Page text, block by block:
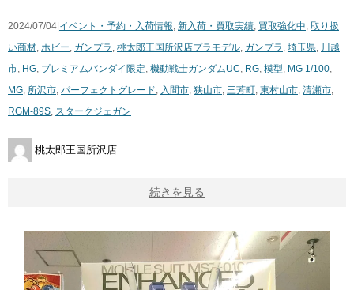
2024/07/04| イベント・予約・入荷情報, 新入荷・買取実績, 買取強化中, 取り扱
い商材, ホビー, ガンプラ , 桃太郎王国所沢店プラモデル, ガンプラ , 埼玉県, 川越
市, HG, プレミアムバンダイ限定, 機動戦士ガンダムUC, RG, 模型, MG 1/100,
MG, 所沢市, パーフェクトグレード, 入間市, 狭山市, 三芳町, 東村山市, 清瀬市,
RGM-89S, スタークジェガン
桃太郎王国所沢店
続きを見る